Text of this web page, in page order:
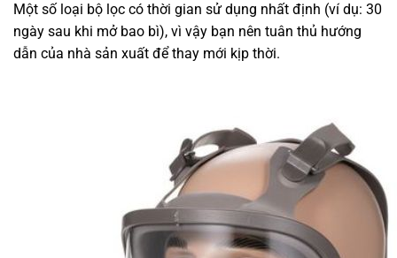
Một số loại bộ lọc có thời gian sử dụng nhất định (ví dụ: 30
ngày sau khi mở bao bì), vì vậy bạn nên tuân thủ hướng
dẫn của nhà sản xuất để thay mới kịp thời.